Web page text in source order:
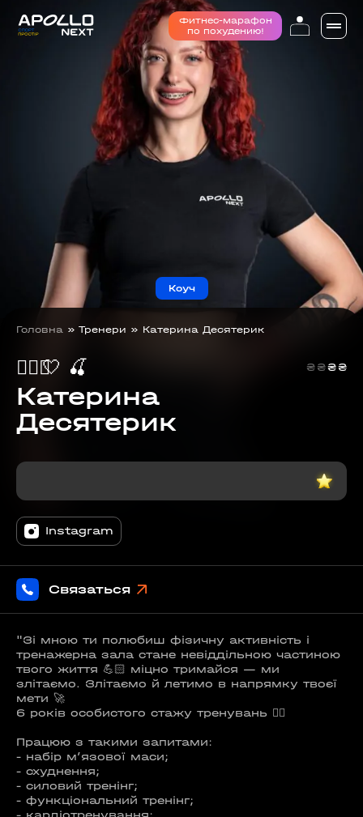
Фитнес-марафон
по похудению!
Коуч
Головна » Тренери » Катерина Десятерик
🧝🏼‍♀️🤍 🍒 ₴
₴
₴
₴
Катерина
Десятерик
Instagram
Связаться
"Зі мною ти полюбиш фізичну активність і
тренажерна зала стане невіддільною частиною
твого життя 💪🏻 міцно тримайся — ми
злітаємо. Злітаємо й летимо в напрямку твоєї
мети 🚀
6 років особистого стажу тренувань 👍🏻
Працюю з такими запитами:
- набір мʼязової маси;
- схуднення;
- силовий тренінг;
- функціональний тренінг;